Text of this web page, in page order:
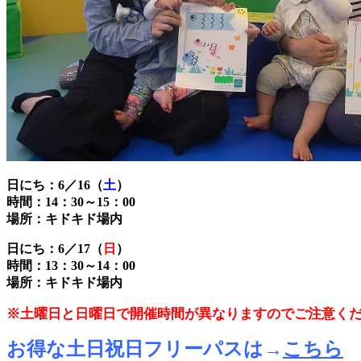
日にち：6／16（土）
時間：14：30～15：00
場所：キドキド場内
日にち：6／17（ 日 ）
時間：13：30～14：00
場所：キドキド場内
※土曜日と日曜日で開催時間が異なりますのでご注意く
お得な土日祝日フリーパスは→ こちら